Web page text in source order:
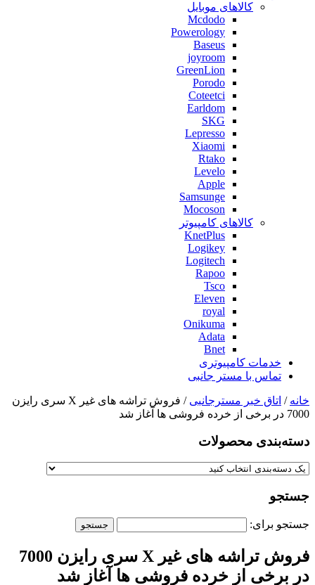
کالاهای موبایل
Mcdodo
Powerology
Baseus
joyroom
GreenLion
Porodo
Coteetci
Earldom
SKG
Lepresso
Xiaomi
Rtako
Levelo
Apple
Samsunge
Mocoson
کالاهای کامپیوتر
KnetPlus
Logikey
Logitech
Rapoo
Tsco
Eleven
royal
Onikuma
Adata
Bnet
خدمات کامپیوتری
تماس با مستر جانبی
خانه / اتاق خبر مسترجانبی
/ فروش تراشه های غیر X سری رایزن
7000 در برخی از خرده فروشی ها آغاز شد
دسته‌بندی‌ محصولات
جستجو
جستجو برای:
فروش تراشه های غیر X سری رایزن 7000
در برخی از خرده فروشی ها آغاز شد